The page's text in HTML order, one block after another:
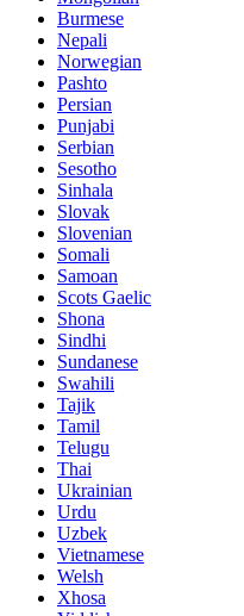
Burmese
Nepali
Norwegian
Pashto
Persian
Punjabi
Serbian
Sesotho
Sinhala
Slovak
Slovenian
Somali
Samoan
Scots Gaelic
Shona
Sindhi
Sundanese
Swahili
Tajik
Tamil
Telugu
Thai
Ukrainian
Urdu
Uzbek
Vietnamese
Welsh
Xhosa